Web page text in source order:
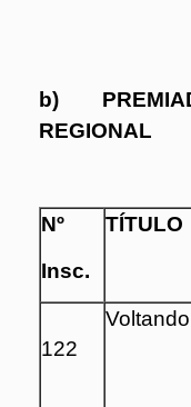
b)
REGIONAL
Nº
Insc.
TÍTULO
122